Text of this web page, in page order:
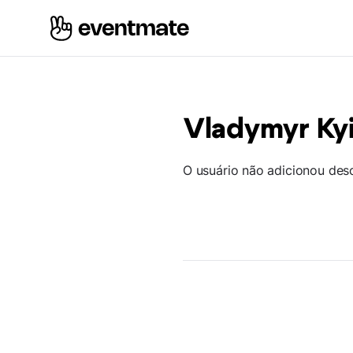
Vladymyr
O usuário não adicionou